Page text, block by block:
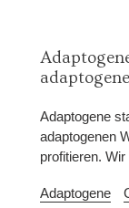
Adaptogene
adaptogenen
profitieren.
Adaptogene